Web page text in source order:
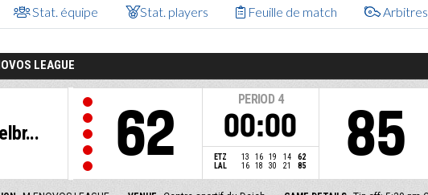
Stat. équipe Stat. players Feuille de match Arbitres